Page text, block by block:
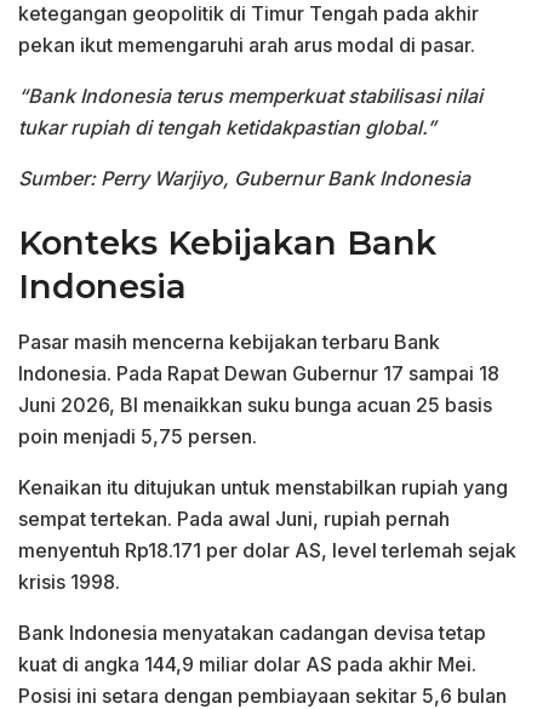
ketegangan geopolitik di Timur Tengah pada akhir
pekan ikut memengaruhi arah arus modal di pasar.
“Bank Indonesia terus memperkuat stabilisasi nilai
tukar rupiah di tengah ketidakpastian global.”
Sumber: Perry Warjiyo, Gubernur Bank Indonesia
Konteks Kebijakan Bank
Indonesia
Pasar masih mencerna kebijakan terbaru Bank
Indonesia. Pada Rapat Dewan Gubernur 17 sampai 18
Juni 2026, BI menaikkan suku bunga acuan 25 basis
poin menjadi 5,75 persen.
Kenaikan itu ditujukan untuk menstabilkan rupiah yang
sempat tertekan. Pada awal Juni, rupiah pernah
menyentuh Rp18.171 per dolar AS, level terlemah sejak
krisis 1998.
Bank Indonesia menyatakan cadangan devisa tetap
kuat di angka 144,9 miliar dolar AS pada akhir Mei.
Posisi ini setara dengan pembiayaan sekitar 5,6 bulan